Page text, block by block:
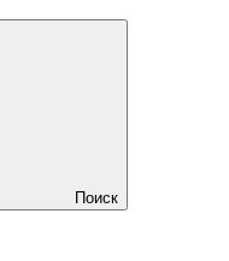
Поиск